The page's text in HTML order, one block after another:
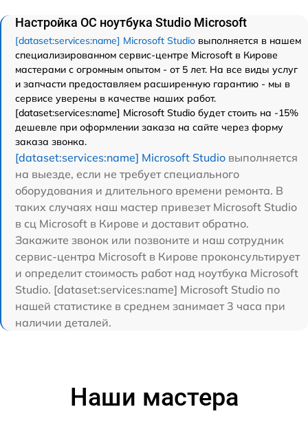
Настройка ОС ноутбука Studio Microsoft
[dataset:services:name] Microsoft Studio выполняется в нашем
специализированном сервис-центре Microsoft в Кирове
мастерами с огромным опытом - от 5 лет. На все виды услуг
и запчасти предоставляем расширенную гарантию - мы в
сервисе уверены в качестве наших работ.
[dataset:services:name] Microsoft Studio будет стоить на -15%
дешевле при оформлении заказа на сайте через форму
заказа звонка.
[dataset:services:name] Microsoft Studio выполняется
на выезде, если не требует специального
оборудования и длительного времени ремонта. В
таких случаях наш мастер привезет Microsoft Studio
в сц Microsoft в Кирове и доставит обратно.
Закажите звонок или позвоните и наш сотрудник
сервис-центра Microsoft в Кирове проконсультирует
и определит стоимость работ над ноутбука Microsoft
Studio. [dataset:services:name] Microsoft Studio по
нашей статистике в среднем занимает 3 часа при
наличии деталей.
Наши мастера